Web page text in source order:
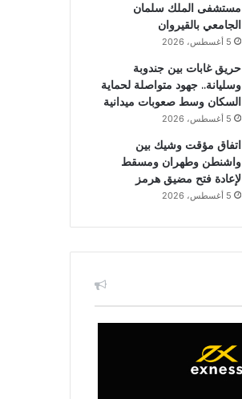
مستشفى الملك سلمان
الجامعي بالقيروان
5 أغسطس، 2026
حريق غابات بين جندوبة
وسليانة.. جهود متواصلة لحماية
السكان وسط صعوبات ميدانية
5 أغسطس، 2026
اتفاق مؤقت وشيك بين
واشنطن وطهران ومسقط
لإعادة فتح مضيق هرمز
5 أغسطس، 2026